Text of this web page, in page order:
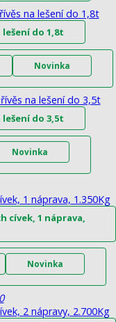
lešení do 1,8t
Novinka
lešení do 3,5t
Novinka
cívek, 1 náprava,
Novinka